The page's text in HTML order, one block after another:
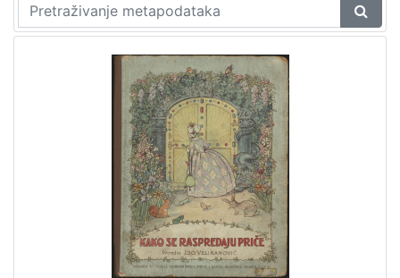
Knjige
1